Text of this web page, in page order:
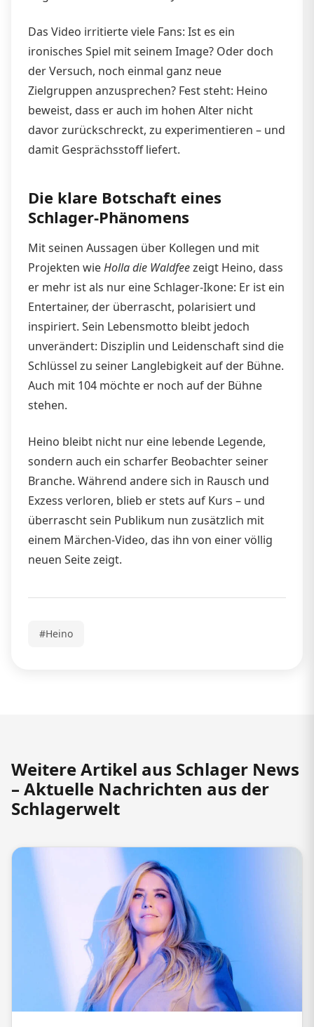
Das Video irritierte viele Fans: Ist es ein
ironisches Spiel mit seinem Image? Oder doch
der Versuch, noch einmal ganz neue
Zielgruppen anzusprechen? Fest steht: Heino
beweist, dass er auch im hohen Alter nicht
davor zurückschreckt, zu experimentieren – und
damit Gesprächsstoff liefert.
Die klare Botschaft eines
Schlager-Phänomens
Mit seinen Aussagen über Kollegen und mit
Projekten wieHolla die Waldfeezeigt Heino, dass
er mehr ist als nur eine Schlager-Ikone: Er ist ein
Entertainer, der überrascht, polarisiert und
inspiriert. Sein Lebensmotto bleibt jedoch
unverändert: Disziplin und Leidenschaft sind die
Schlüssel zu seiner Langlebigkeit auf der Bühne.
Auch mit 104 möchte er noch auf der Bühne
stehen.
Heino bleibt nicht nur eine lebende Legende,
sondern auch ein scharfer Beobachter seiner
Branche. Während andere sich in Rausch und
Exzess verloren, blieb er stets auf Kurs – und
überrascht sein Publikum nun zusätzlich mit
einem Märchen-Video, das ihn von einer völlig
neuen Seite zeigt.
#Heino
Weitere Artikel aus Schlager News
– Aktuelle Nachrichten aus der
Schlagerwelt